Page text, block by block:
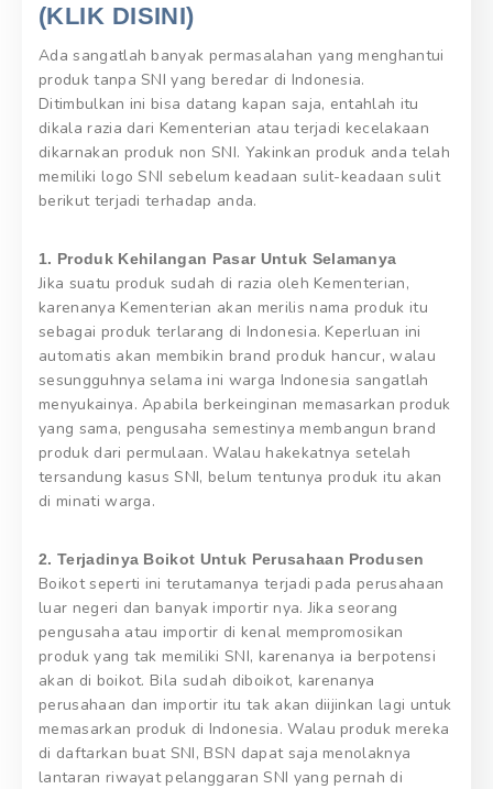
(KLIK DISINI)
Ada sangatlah banyak permasalahan yang menghantui
produk tanpa SNI yang beredar di Indonesia.
Ditimbulkan ini bisa datang kapan saja, entahlah itu
dikala razia dari Kementerian atau terjadi kecelakaan
dikarnakan produk non SNI. Yakinkan produk anda telah
memiliki logo SNI sebelum keadaan sulit-keadaan sulit
berikut terjadi terhadap anda.
1. Produk Kehilangan Pasar Untuk Selamanya
Jika suatu produk sudah di razia oleh Kementerian,
karenanya Kementerian akan merilis nama produk itu
sebagai produk terlarang di Indonesia. Keperluan ini
automatis akan membikin brand produk hancur, walau
sesungguhnya selama ini warga Indonesia sangatlah
menyukainya. Apabila berkeinginan memasarkan produk
yang sama, pengusaha semestinya membangun brand
produk dari permulaan. Walau hakekatnya setelah
tersandung kasus SNI, belum tentunya produk itu akan
di minati warga.
2. Terjadinya Boikot Untuk Perusahaan Produsen
Boikot seperti ini terutamanya terjadi pada perusahaan
luar negeri dan banyak importir nya. Jika seorang
pengusaha atau importir di kenal mempromosikan
produk yang tak memiliki SNI, karenanya ia berpotensi
akan di boikot. Bila sudah diboikot, karenanya
perusahaan dan importir itu tak akan diijinkan lagi untuk
memasarkan produk di Indonesia. Walau produk mereka
di daftarkan buat SNI, BSN dapat saja menolaknya
lantaran riwayat pelanggaran SNI yang pernah di